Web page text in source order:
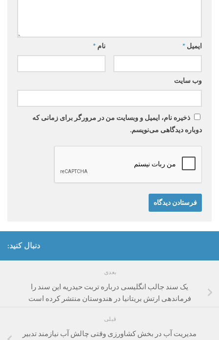
نام * ایمیل *
وب‌ سایت
ذخیره نام، ایمیل و وبسایت من در مرورگر برای زمانی که
دوباره دیدگاهی می‌نویسم.
دنبال کنید:
بعدی
یک سند جالب انگلیسی درباره تربت حیدریه این سند را
فرماندهی ارتش بریتانیا در هندوستان منتشر کرده است
قبلی
مدیریت آب در بخش کشاورزی وقتی چالش آب نیازمند تدبیر